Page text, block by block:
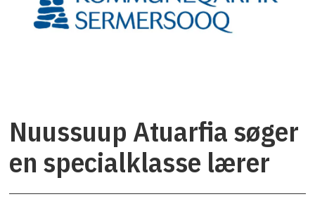
Nuussuup Atuarfia søger
en specialklasse lærer